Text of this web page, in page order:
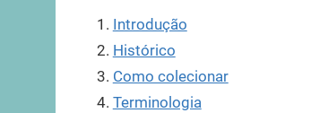
Introdução
Histórico
Como colecionar
Terminologia